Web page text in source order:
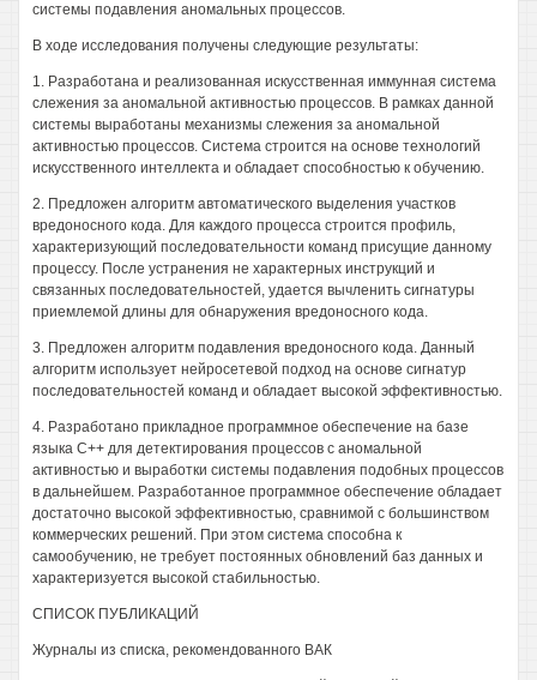
системы подавления аномальных процессов.
В ходе исследования получены следующие результаты:
1. Разработана и реализованная искусственная иммунная система
слежения за аномальной активностью процессов. В рамках данной
системы выработаны механизмы слежения за аномальной
активностью процессов. Система строится на основе технологий
искусственного интеллекта и обладает способностью к обучению.
2. Предложен алгоритм автоматического выделения участков
вредоносного кода. Для каждого процесса строится профиль,
характеризующий последовательности команд присущие данному
процессу. После устранения не характерных инструкций и
связанных последовательностей, удается вычленить сигнатуры
приемлемой длины для обнаружения вредоносного кода.
3. Предложен алгоритм подавления вредоносного кода. Данный
алгоритм использует нейросетевой подход на основе сигнатур
последовательностей команд и обладает высокой эффективностью.
4. Разработано прикладное программное обеспечение на базе
языка С++ для детектирования процессов с аномальной
активностью и выработки системы подавления подобных процессов
в дальнейшем. Разработанное программное обеспечение обладает
достаточно высокой эффективностью, сравнимой с большинством
коммерческих решений. При этом система способна к
самообучению, не требует постоянных обновлений баз данных и
характеризуется высокой стабильностью.
СПИСОК ПУБЛИКАЦИЙ
Журналы из списка, рекомендованного ВАК